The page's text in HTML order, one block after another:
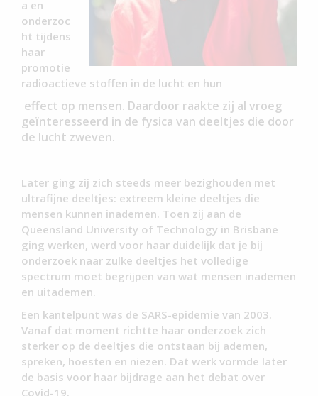
a en
onderzoc
ht tijdens
haar
promotie
radioactieve stoffen in de lucht en hun
effect op mensen. Daardoor raakte zij al vroeg
geïnteresseerd in de fysica van deeltjes die door
de lucht zweven.
Later ging zij zich steeds meer bezighouden met
ultrafijne deeltjes: extreem kleine deeltjes die
mensen kunnen inademen. Toen zij aan de
Queensland University of Technology in Brisbane
ging werken, werd voor haar duidelijk dat je bij
onderzoek naar zulke deeltjes het volledige
spectrum moet begrijpen van wat mensen inademen
en uitademen.
Een kantelpunt was de SARS-epidemie van 2003.
Vanaf dat moment richtte haar onderzoek zich
sterker op de deeltjes die ontstaan bij ademen,
spreken, hoesten en niezen. Dat werk vormde later
de basis voor haar bijdrage aan het debat over
Covid-19.